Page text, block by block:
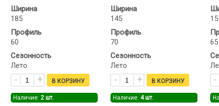
Ширина
185
Профиль
60
Сезонность
Лето
Наличие: 2 шт.
Ширина
145
Профиль
70
Сезонность
Лето
Наличие: 4шт.
65